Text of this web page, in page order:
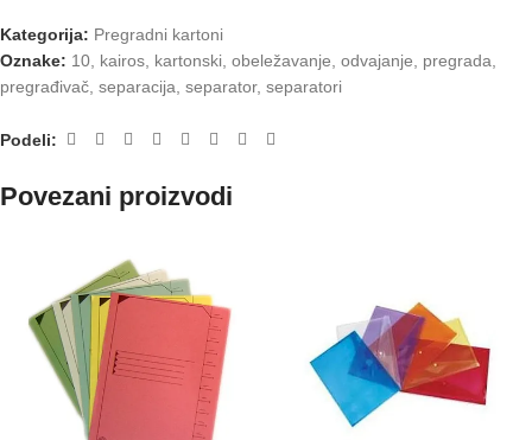
Kategorija: Pregradni kartoni
Oznake: 10 kairos kartonski obeležavanje odvajanje pregrada
pregrađivač separacija separator, separatori
Podeli:
Povezani proizvodi